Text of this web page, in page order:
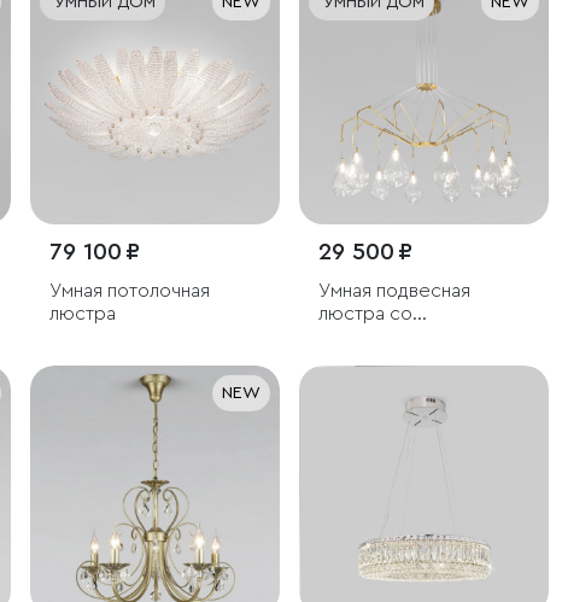
79 100 ₽
Умная потолочная
люстра
29 500 ₽
Умная подвесная
люстра со
NEW